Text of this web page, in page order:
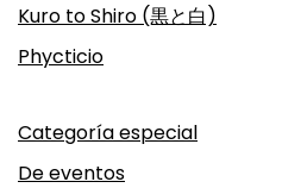
Kuro to Shiro (黒と白)
Phycticio
Categoría especial
De eventos